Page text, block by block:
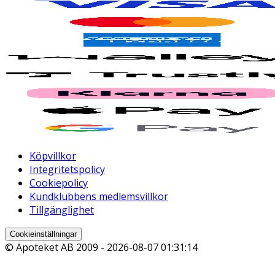
Köpvillkor
Integritetspolicy
Cookiepolicy
Kundklubbens medlemsvillkor
Tillgänglighet
Cookieinställningar
© Apoteket AB 2009 - 2026-08-07 01:31:14